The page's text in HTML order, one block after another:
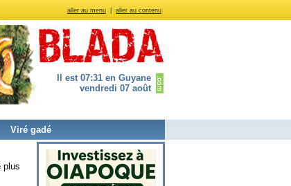
aller au menu aller au contenu
Il est 07:31 en Guyane
vendredi 07 août
Viré gadé
plus